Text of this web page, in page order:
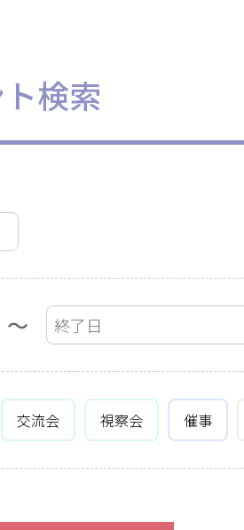
検索
～
交流会 視察会 催事